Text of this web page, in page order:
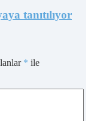
tanıtılıyor
* ile